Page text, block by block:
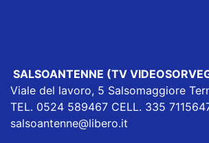
SALSOANTENNE (TV
Viale del lavoro, 5 Salsomaggiore
TEL. 0524 589467 CELL. 335
salsoantenne@libero.it